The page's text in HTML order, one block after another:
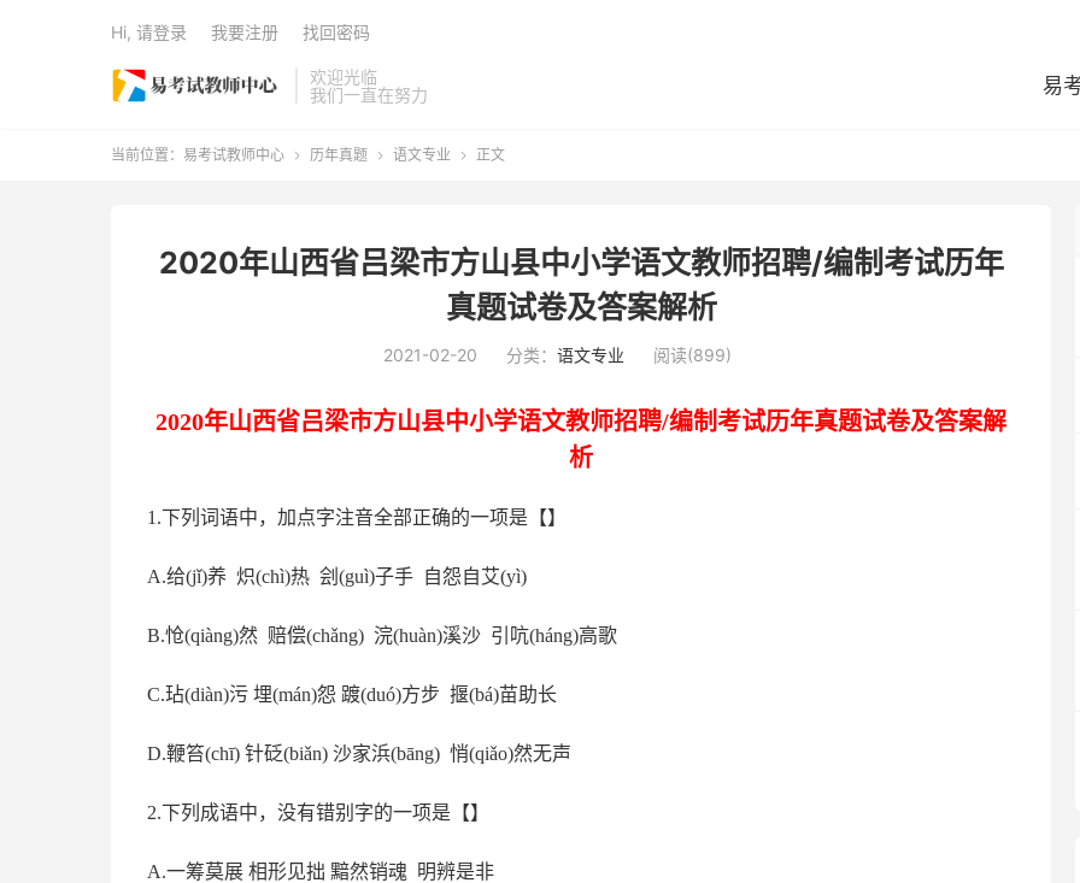
欢迎光临
我们一直在努力
易
Hi, 请登录 我要注册 找回密码
当前位置： 易考试教师中心  历年真题  语文专业  正文
2020年山西省吕梁市方山县中小学语文教师招聘/编制考试历年
真题试卷及答案解析
2021-02-20 分类： 语文专业 阅读(899)
2020年山西省吕梁市方山县中小学语文教师招聘/编制考试历年真题试卷及答案解
析
1.下列词语中，加点字注音全部正确的一项是【】
A.给(jǐ)养 炽(chì)热 刽 (guì)子手 自怨自艾(yì)
B.怆(qiàng)然 赔偿(chǎng) 浣(huàn)溪沙 引吭(háng)高歌
C.玷(diàn)污 埋(mán)怨 踱(duó)方步 揠(bá)苗助长
D.鞭笞(chī) 针砭(biǎn) 沙家浜(bāng) 悄(qiǎo)然无声
2.下列成语中，没有错别字的一项是【】
A.一筹莫展 相形见拙 黯然销魂 明辨是非